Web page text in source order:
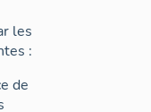
les
:
de